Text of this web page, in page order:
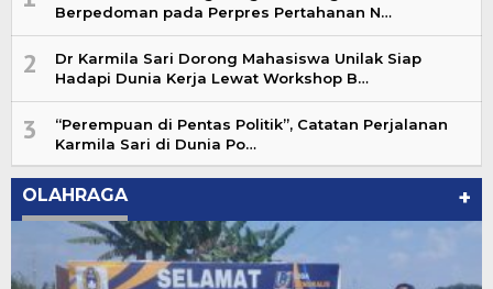
Berpedoman pada Perpres Pertahanan N…
2
Dr Karmila Sari Dorong Mahasiswa Unilak Siap
Hadapi Dunia Kerja Lewat Workshop B…
3
“Perempuan di Pentas Politik”, Catatan Perjalanan
Karmila Sari di Dunia Po…
OLAHRAGA +